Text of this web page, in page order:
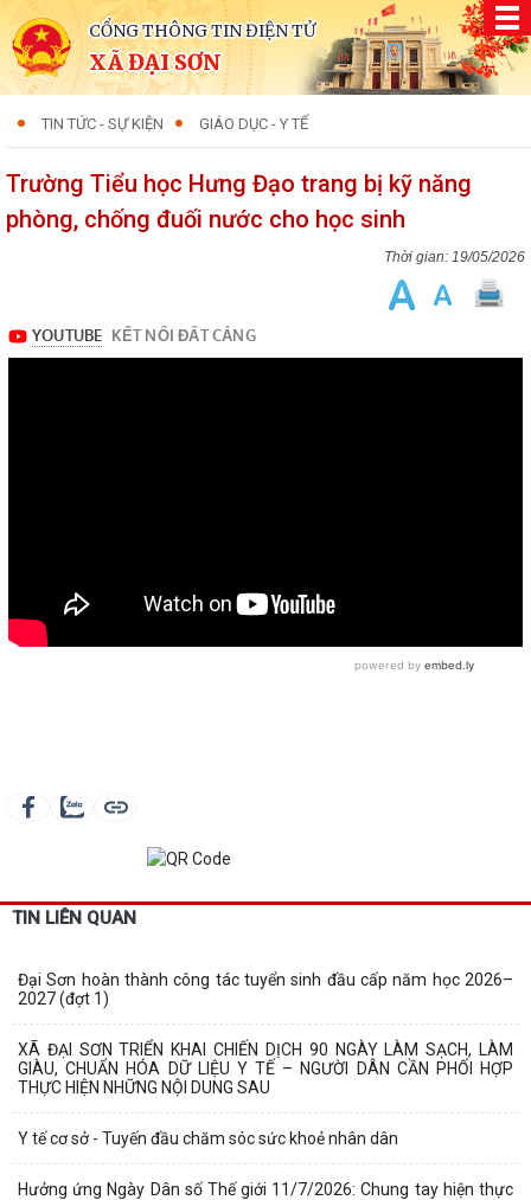
CỔNG THÔNG TIN ĐIỆN TỬ
XÃ ĐẠI SƠN
TIN TỨC - SỰ KIỆN GIÁO DỤC - Y TẾ
Trường Tiểu học Hưng Đạo trang bị kỹ năng
phòng, chống đuối nước cho học sinh
19/05/2026
TIN LIÊN QUAN
Đại Sơn hoàn thành công tác tuyển sinh đầu cấp năm học 2026–
2027 (đợt 1)
XÃ ĐẠI SƠN TRIỂN KHAI CHIẾN DỊCH 90 NGÀY LÀM SẠCH, LÀM
GIÀU, CHUẨN HÓA DỮ LIỆU Y TẾ – NGƯỜI DÂN CẦN PHỐI HỢP
THỰC HIỆN NHỮNG NỘI DUNG SAU
Y tế cơ sở - Tuyến đầu chăm sóc sức khoẻ nhân dân
Hưởng ứng Ngày Dân số Thế giới 11/7/2026: Chung tay hiện thực